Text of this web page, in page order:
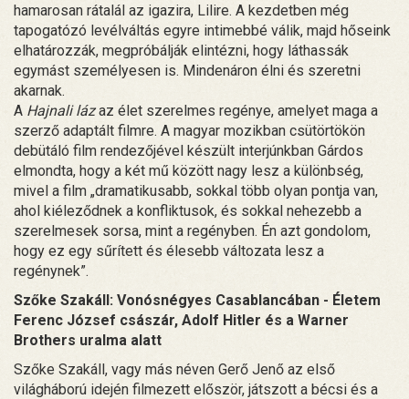
hamarosan rátalál az igazira, Lilire. A kezdetben még
tapogatózó levélváltás egyre intimebbé válik, majd hőseink
elhatározzák, megpróbálják elintézni, hogy láthassák
egymást személyesen is. Mindenáron élni és szeretni
akarnak.
A Hajnali lázaz élet szerelmes regénye, amelyet maga a
szerző adaptált filmre. A magyar mozikban csütörtökön
debütáló film rendezőjével készült interjúnkban Gárdos
elmondta, hogy a két mű között nagy lesz a különbség,
mivel a film „dramatikusabb, sokkal több olyan pontja van,
ahol kiéleződnek a konfliktusok, és sokkal nehezebb a
szerelmesek sorsa, mint a regényben. Én azt gondolom,
hogy ez egy sűrített és élesebb változata lesz a
regénynek”.
Szőke Szakáll: Vonósnégyes Casablancában - Életem
Ferenc József császár, Adolf Hitler és a Warner
Brothers uralma alatt
Szőke Szakáll, vagy más néven Gerő Jenő az első
világháború idején filmezett először, játszott a bécsi és a